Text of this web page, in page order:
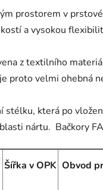
prostorem v
a vysokou
z textilního
proto velmi ohebná
stélku, která po
nártu. Bačkory
Šířka v OPK Obvod